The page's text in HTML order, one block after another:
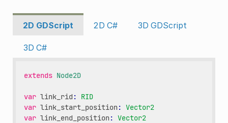
2D GDScript 2D C# 3D GDScript
3D C#
extends Node2D
var link_rid :
RID
var link_start_position: Vector2
var link_end_position: Vector2